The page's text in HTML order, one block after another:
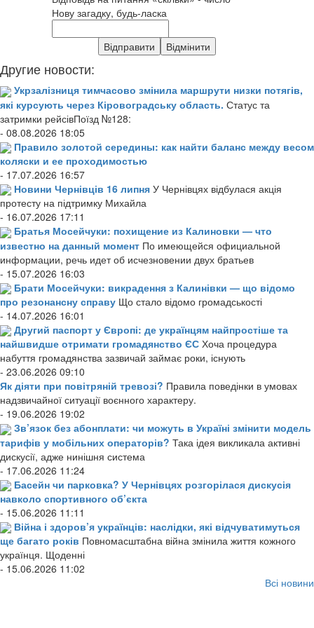
Нову загадку, будь-ласка
Другие новости:
Укрзалізниця тимчасово змінила маршрути низки потягів,
які курсують через Кіровоградську область. Статус та
затримки рейсівПоїзд №128:
- 08.08.2026 18:05
Правило золотой середины: как найти баланс между весом
коляски и ее проходимостью
- 17.07.2026 16:57
Новини Чернівців 16 липня У Чернівцях відбулася акція
протесту на підтримку Михайла
- 16.07.2026 17:11
Братья Мосейчуки: похищение из Калиновки — что
известно на данный момент По имеющейся официальной
информации, речь идет об исчезновении двух братьев
- 15.07.2026 16:03
Брати Мосейчуки: викрадення з Калинівки — що відомо
про резонансну справу Що стало відомо громадськості
- 14.07.2026 16:01
Другий паспорт у Європі: де українцям найпростіше та
найшвидше отримати громадянство ЄС Хоча процедура
набуття громадянства зазвичай займає роки, існують
- 23.06.2026 09:10
Як діяти при повітряній тревозі? Правила поведінки в умовах
надзвичайної ситуації воєнного характеру.
- 19.06.2026 19:02
Зв’язок без абонплати: чи можуть в Україні змінити модель
тарифів у мобільних операторів? Така ідея викликала активні
дискусії, адже нинішня система
- 17.06.2026 11:24
Басейн чи парковка? У Чернівцях розгорілася дискусія
навколо спортивного об’єкта
- 15.06.2026 11:11
Війна і здоров’я українців: наслідки, які відчуватимуться
ще багато років Повномасштабна війна змінила життя кожного
українця. Щоденні
- 15.06.2026 11:02
Всі новини